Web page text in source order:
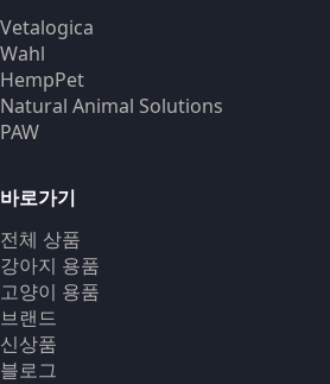
Vetalogica
Wahl
HempPet
Natural Animal Solutions
PAW
바로가기
전체 상품
강아지 용품
고양이 용품
브랜드
신상품
블로그